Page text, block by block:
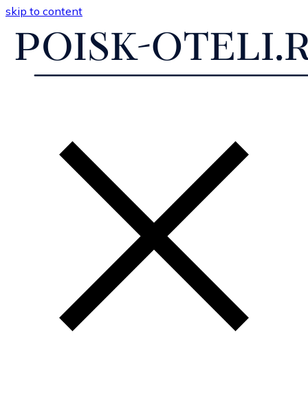
skip to content